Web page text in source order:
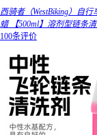
西骑者（WestBiking）自
蜡 【500ml】溶剂型链条
100条评价